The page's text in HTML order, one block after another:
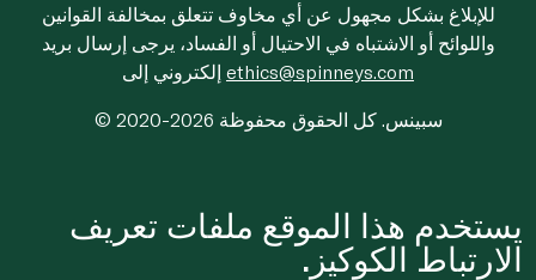
للإبلاغ بشكل مجهول عن أي مخاوف تتعلق بمخالفة القوانين
واللوائح أو الاشتباه في الاحتيال أو الفساد، يرجى إرسال بريد
ethics@spinneys.com
© 2020-2026 سبينس. كل الحقوق محفوظة
يستخدم هذا الموقع ملفات تعريف
الارتباط الكوكيز.